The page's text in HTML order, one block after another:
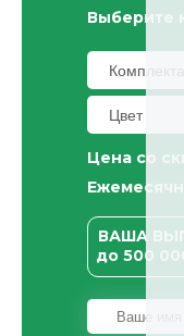
Выберите
Цена со
ВАША
до 500